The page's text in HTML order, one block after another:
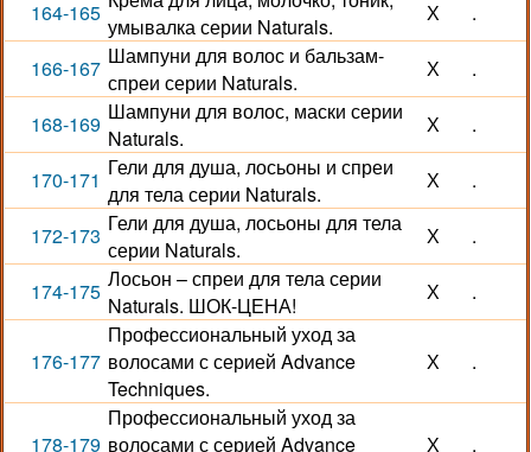
164-165
умывалка серии Naturals.
Х .
166-167 Шампуни для волос и бальзам-
спреи серии Naturals.
Х .
168-169 Шампуни для волос, маски серии
Naturals.
Х .
170-171 Гели для душа, лосьоны и спреи
для тела серии Naturals.
Х .
172-173 Гели для душа, лосьоны для тела
серии Naturals.
Х .
174-175 Лосьон – спреи для тела серии
Naturals. ШОК-ЦЕНА!
Х .
176-177
Профессиональный уход за
волосами с серией Advance
Techniques.
Х .
178-179
Профессиональный уход за
волосами с серией Advance
Х .